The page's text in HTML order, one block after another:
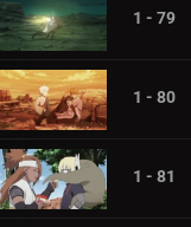
1 - 79
1 - 80
1 - 81